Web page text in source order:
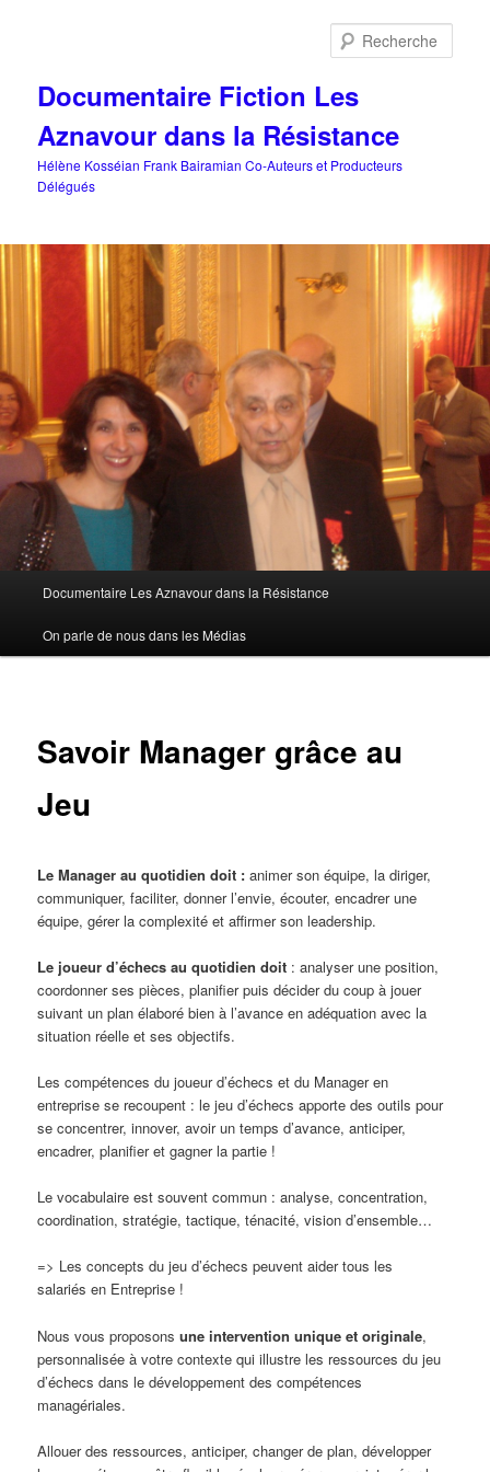
Documentaire Fiction Les
Aznavour dans la Résistance
Hélène Kosséian Frank Bairamian Co-Auteurs et Producteurs
Délégués
Documentaire Les Aznavour dans la Résistance
On parle de nous dans les Médias
Savoir Manager grâce au
Jeu
Le Manager au quotidien doit :animer son équipe, la diriger,
communiquer, faciliter, donner l’envie, écouter, encadrer une
équipe, gérer la complexité et affirmer son leadership.
Le joueur d’échecs au quotidien doit : analyser une position,
coordonner ses pièces, planifier puis décider du coup à jouer
suivant un plan élaboré bien à l’avance en adéquation avec la
situation réelle et ses objectifs.
Les compétences du joueur d’échecs et du Manager en
entreprise se recoupent : le jeu d’échecs apporte des outils pour
se concentrer, innover, avoir un temps d’avance, anticiper,
encadrer, planifier et gagner la partie !
Le vocabulaire est souvent commun : analyse, concentration,
coordination, stratégie, tactique, ténacité, vision d’ensemble…
=> Les concepts du jeu d’échecs peuvent aider tous les
salariés en Entreprise !
Nous vous proposonsune intervention unique et originale,
personnalisée à votre contexte qui illustre les ressources du jeu
d’échecs dans le développement des compétences
managériales.
Allouer des ressources, anticiper, changer de plan, développer